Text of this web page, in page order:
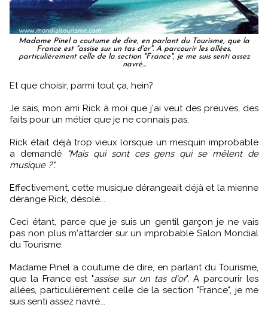
Madame Pinel a coutume de dire, en parlant du Tourisme, que la
France est "assise sur un tas d'or". A parcourir les allées,
particulièrement celle de la section "France", je me suis senti assez
navré...
Et que choisir, parmi tout ça, hein?
Je sais, mon ami Rick à moi que j'ai veut des preuves, des
faits pour un métier que je ne connais pas.
Rick était déjà trop vieux lorsque un mesquin improbable
a demandé
"Mais qui sont ces gens qui se mêlent de
musique ?".
Effectivement, cette musique dérangeait déjà et la mienne
dérange Rick, désolé...
Ceci étant, parce que je suis un gentil garçon je ne vais
pas non plus m'attarder sur un improbable Salon Mondial
du Tourisme.
Madame Pinel a coutume de dire, en parlant du Tourisme,
que la France est "assise sur un tas d'or". A parcourir les
allées, particulièrement celle de la section "France", je me
suis senti assez navré...